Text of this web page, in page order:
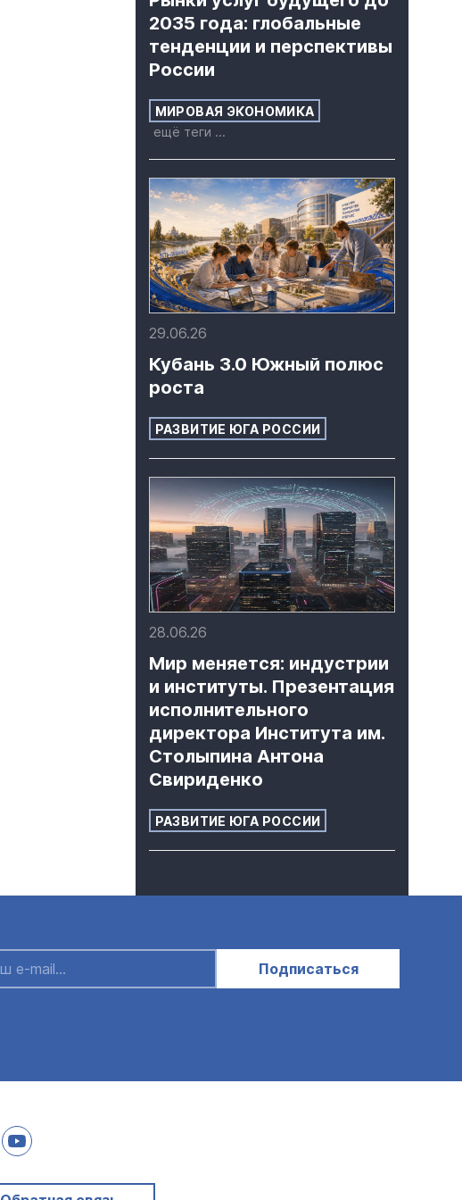
2035 года: глобальные
тенденции и перспективы
России
МИРОВАЯ ЭКОНОМИКА
ещё теги ...
29.06.26
Кубань 3.0 Южный полюс
роста
РАЗВИТИЕ ЮГА РОССИИ
28.06.26
Мир меняется: индустрии
и институты. Презентация
исполнительного
директора Института им.
Столыпина Антона
Свириденко
РАЗВИТИЕ ЮГА РОССИИ
Подписаться